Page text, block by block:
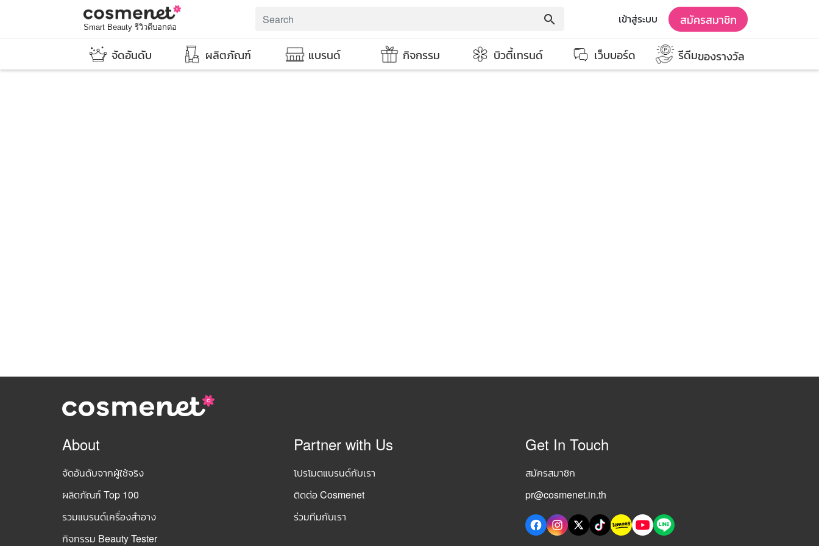
Smart Beauty รีวิวดีบอกต่อ
search เข้าสู่ระบบ สมัครสมาชิก
จัดอันดับ ผลิตภัณฑ์ แบรนด์ กิจกรรม บิวตี้เทรนด์ เว็บบอร์ด รีดีมของรางวัล
About
จัดอันดับจากผู้ใช้จริง
ผลิตภัณฑ์ Top 100
รวมแบรนด์เครื่องสำอาง
กิจกรรม Beauty Tester
Partner with Us
โปรโมตแบรนด์กับเรา
ติดต่อ Cosmenet
ร่วมทีมกับเรา
Get In Touch
สมัครสมาชิก
pr@cosmenet.in.th